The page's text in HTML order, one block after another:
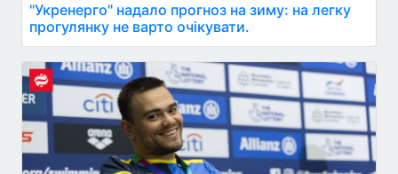
"Укренерго" надало прогноз на зиму: на легку
прогулянку не варто очікувати.